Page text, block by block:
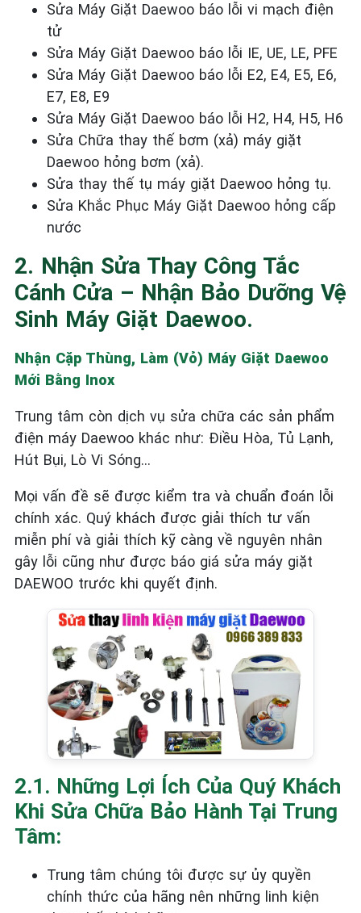
Sửa Máy Giặt Daewoo báo lỗi vi mạch điện
tử
Sửa Máy Giặt Daewoo báo lỗi IE, UE, LE, PFE
Sửa Máy Giặt Daewoo báo lỗi E2, E4, E5, E6,
E7, E8, E9
Sửa Máy Giặt Daewoo báo lỗi H2, H4, H5, H6
Sửa Chữa thay thế bơm (xả) máy giặt
Daewoo hỏng bơm (xả).
Sửa thay thế tụ máy giặt Daewoo hỏng tụ.
Sửa Khắc Phục Máy Giặt Daewoo hỏng cấp
nước
2. Nhận Sửa Thay Công Tắc
Cánh Cửa – Nhận Bảo Dưỡng Vệ
Sinh Máy Giặt Daewoo.
Nhận Cặp Thùng, Làm (Vỏ) Máy Giặt Daewoo
Mới Bằng Inox
Trung tâm còn dịch vụ sửa chữa các sản phẩm
điện máy Daewoo khác như: Điều Hòa, Tủ Lạnh,
Hút Bụi, Lò Vi Sóng...
Mọi vấn đề sẽ được kiểm tra và chuẩn đoán lỗi
chính xác. Quý khách được giải thích tư vấn
miễn phí và giải thích kỹ càng về nguyên nhân
gây lỗi cũng như được báo giá sửa máy giặt
DAEWOO trước khi quyết định.
2.1. Những Lợi Ích Của Quý Khách
Khi Sửa Chữa Bảo Hành Tại Trung
Tâm:
Trung tâm chúng tôi được sự ủy quyền
chính thức của hãng nên những linh kiện